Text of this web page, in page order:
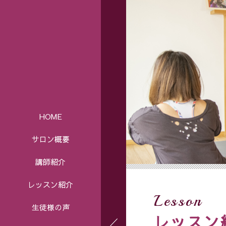
HOME
サロン概要
講師紹介
レッスン紹介
生徒様の声 Lesson
レッスン